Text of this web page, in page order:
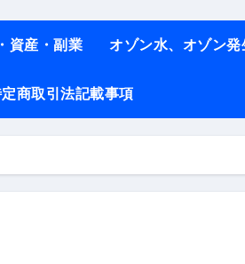
当に効果ある？ #エクササイズ
しで2ヶ月で10kg減量した、私の痩
記憶・名言・人生哲学から読み解く
資産・副業 オゾン水、オゾン発
商取引法記載事項